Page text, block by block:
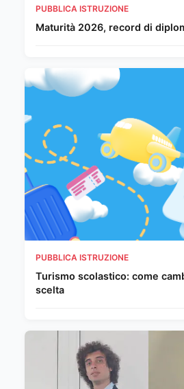
PUBBLICA ISTRUZIONE
Maturità 2026, record di
PUBBLICA ISTRUZIONE
Turismo scolastico: come
scelta